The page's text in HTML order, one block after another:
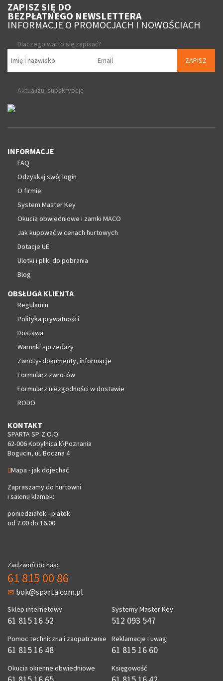
ZAPISZ SIĘ DO
BEZPŁATNEGO NEWSLETTERA
INFORMACJE O PROMOCJACH I NOWOŚCIACH
Dlaczego warto się zapisać?
ZAPISZ
Aktualizuj subskrypcję
INFORMACJE
FAQ
Odzyskaj swój login
O firmie
System Master Key
Okucia obwiedniowe i zamki MACO
Jak kupować w cenach hurtowych
Dotacje UE
Ulotki i pliki do pobrania
Blog
OBSŁUGA KLIENTA
Regulamin
Polityka prywatności
Dostawa
Warunki sprzedaży
Zwroty- dokumenty, informacje
Formularz zwrotów
Formularz niezgodności w dostawie
RODO
KONTAKT
SPARTA SP. Z O.O.
62-006 Kobylnica k\Poznania
Bogucin, ul. Boczna 4
Mapa - jak dojechać
Zapraszamy do hurtowni
i salonu klamek:
poniedziałek - piątek
od 7.00 do 16.00
Zadzwoń do nas:
61 815 00 86
bok@sparta.com.pl
Sklep internetowy
61 815 16 52
Pomoc techniczna i zaopatrzenie
61 815 16 48
Okucia okienne obwiedniowe
Systemy Master Key
512 093 547
Reklamacje i uwagi
61 815 16 60
Księgowość